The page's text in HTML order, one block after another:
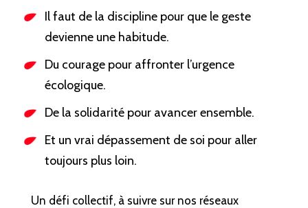
Il faut de la discipline pour que le geste
devienne une habitude.
Du courage pour affronter l’urgence
écologique.
De la solidarité pour avancer ensemble.
Et un vrai dépassement de soi pour aller
toujours plus loin.
Un défi collectif, à suivre sur nos réseaux